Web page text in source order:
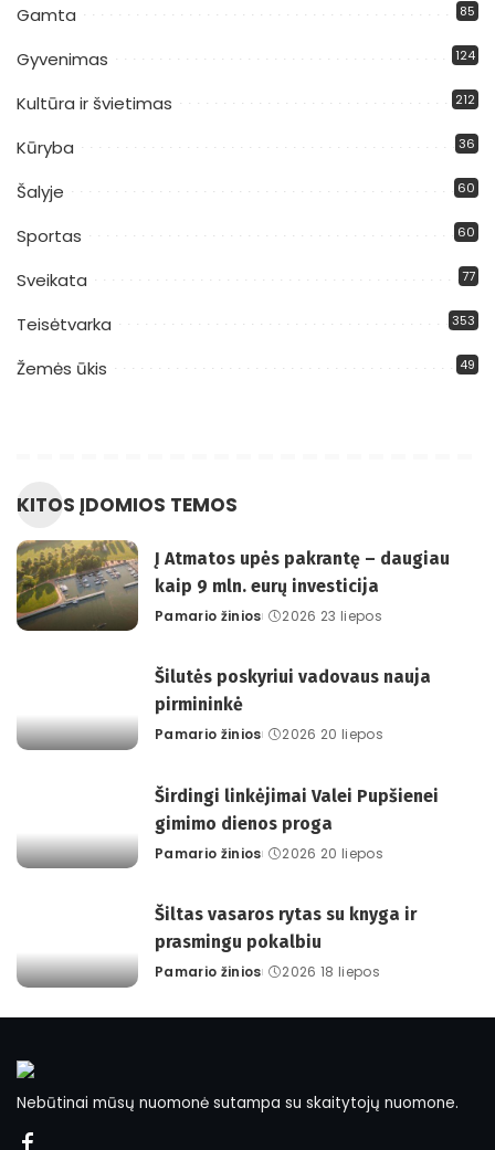
Gamta 85
Gyvenimas 124
Kultūra ir švietimas 212
Kūryba 36
Šalyje 60
Sportas 60
Sveikata 77
Teisėtvarka 353
Žemės ūkis 49
KITOS ĮDOMIOS TEMOS
Į Atmatos upės pakrantę – daugiau
kaip 9 mln. eurų investicija
Posted
Pamario žinios 2026 23 liepos
Šilutės poskyriui vadovaus nauja
pirmininkė
Posted
Pamario žinios 2026 20 liepos
Širdingi linkėjimai Valei Pupšienei
gimimo dienos proga
Posted
Pamario žinios 2026 20 liepos
Šiltas vasaros rytas su knyga ir
prasmingu pokalbiu
Posted
Pamario žinios 2026 18 liepos
Nebūtinai mūsų nuomonė sutampa su skaitytojų nuomone.